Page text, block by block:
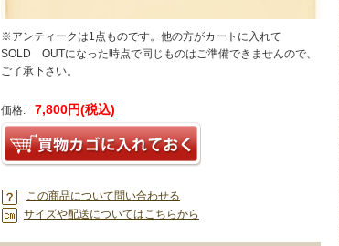
※アンティークは1点ものです。他の方がカートに入れて
SOLD OUTになった時点で同じものはご準備できませんので、
ご了承下さい。
価格: 7,800円(税込)
この商品について問い合わせる
サイズや配送についてはこちらから